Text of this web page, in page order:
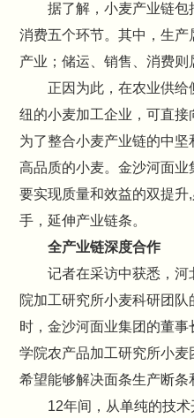
据了解，小麦产业链包
消费五个环节。其中，生
产业；储运、销售、消费则
正因为此，在农业供
纽的小麦加工企业，可直
为了整合小麦产业链的中
高品质的小麦。金沙河面业
要实现质量和效益的双提升
手，延伸产业链条。
全产业链深度合作
记者在采访中获悉，
院加工研究所小麦科研团
时，金沙河面业集团的董
学院农产品加工研究所小麦
希望能够解决面条生产断条
12年间，从单纯的技